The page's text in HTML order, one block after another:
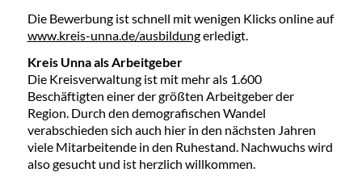
Die Bewerbung ist schnell mit wenigen Klicks online auf
www.kreis-unna.de/ausbildungerledigt.
Kreis Unna als Arbeitgeber
Die Kreisverwaltung ist mit mehr als 1.600
Beschäftigten einer der größten Arbeitgeber der
Region. Durch den demografischen Wandel
verabschieden sich auch hier in den nächsten Jahren
viele Mitarbeitende in den Ruhestand. Nachwuchs wird
also gesucht und ist herzlich willkommen.